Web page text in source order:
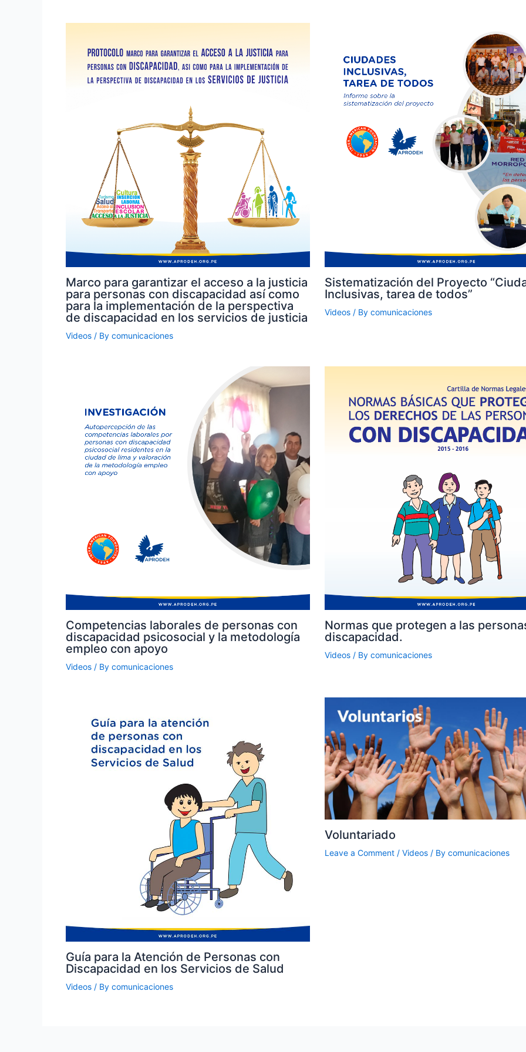
Marco para garantizar el acceso a la justicia
para personas con discapacidad así como
para la implementación de la perspectiva
de discapacidad en los servicios de justicia
Videos / By comunicaciones
Sistematización del Proyecto
Inclusivas, tarea de todos”
Videos/ By comunicaciones
Competencias laborales de personas con
discapacidad psicosocial y la metodología
empleo con apoyo
Videos / By comunicaciones
Normas que protegen a las
discapacidad.
Videos/ By comunicaciones
Guía para la Atención de Personas con
Discapacidad en los Servicios de Salud
Videos / By comunicaciones
Voluntariado
Leave a Comment / Videos/ By comunicaciones